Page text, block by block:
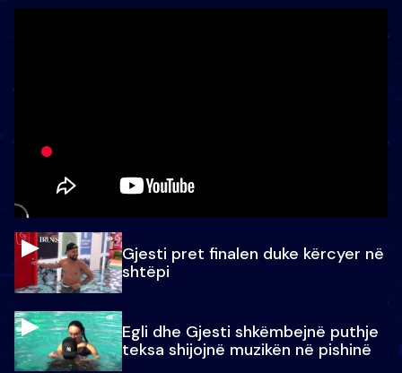
Gjesti pret finalen duke kërcyer në
shtëpi
Egli dhe Gjesti shkëmbejnë puthje
teksa shijojnë muzikën në pishinë